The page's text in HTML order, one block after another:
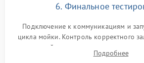
6. Финальное
Подключение к коммуникациям и
цикла мойки. Контроль корректного
до нужной температуры, отсутствия
штатного слива и абсолютной
Подробнее